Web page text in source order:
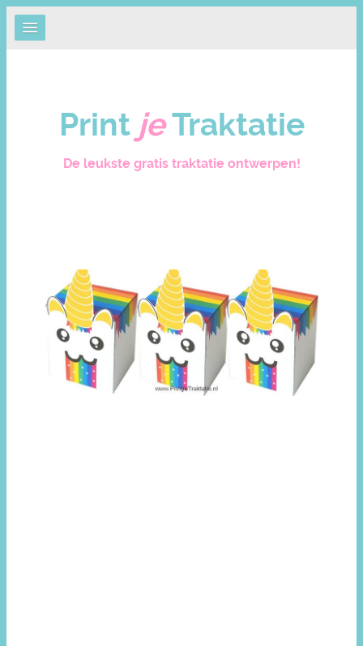
Print je Traktatie
De leukste gratis traktatie ontwerpen!